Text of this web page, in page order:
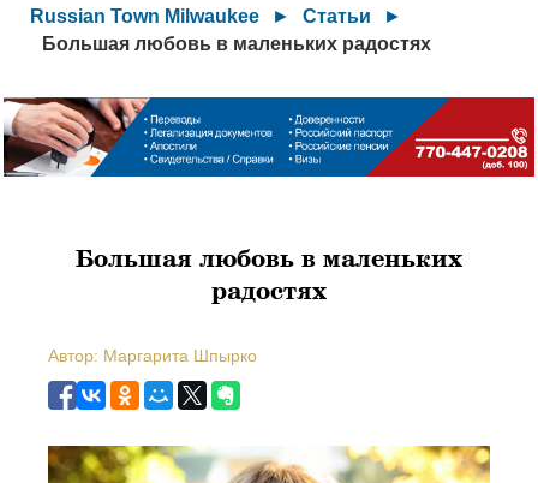
Russian Town Milwaukee ► Статьи
►
Большая любовь в маленьких радостях
Большая любовь в маленьких
радостях
Автор: Маргарита Шпырко